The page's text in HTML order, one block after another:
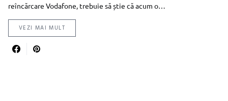
reîncărcare Vodafone, trebuie să știe că acum o…
VEZI MAI MULT